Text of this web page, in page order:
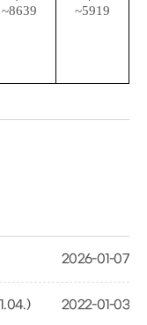
~8639
~5919
2026-01-07
2022-01-03